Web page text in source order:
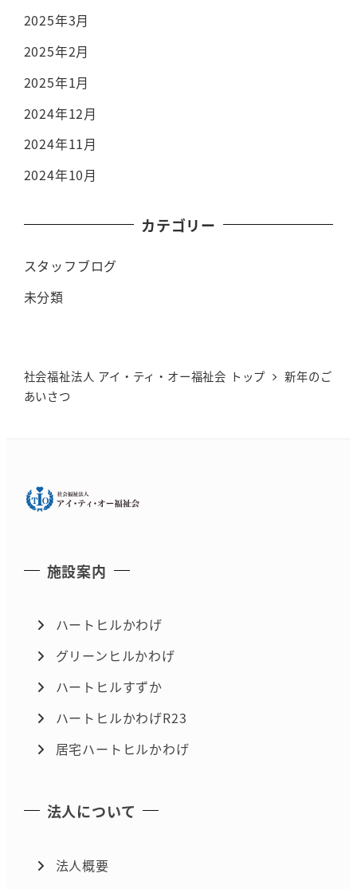
2025年3月
2025年2月
2025年1月
2024年12月
2024年11月
2024年10月
カテゴリー
スタッフブログ
未分類
社会福祉法人 アイ・ティ・オー福祉会 トップ
新年のご
あいさつ
施設案内
ハートヒルかわげ
グリーンヒルかわげ
ハートヒルすずか
ハートヒルかわげR23
居宅ハートヒルかわげ
法人について
法人概要